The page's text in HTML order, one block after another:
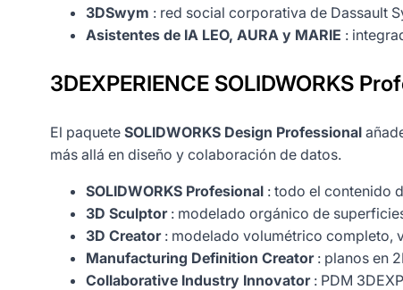
3DSwym : red social corporativa de Dassault
Asistentes de IA LEO, AURA y MARIE :
3DEXPERIENCE SOLIDWORKS
El paquete SOLIDWORKS Design Professional
más allá en diseño y colaboración de datos.
SOLIDWORKS Profesional : todo el contenido
3D Sculptor: modelado orgánico de
3D Creator: modelado volumétrico completo,
Manufacturing Definition Creator: planos en
Collaborative Industry Innovator: PDM